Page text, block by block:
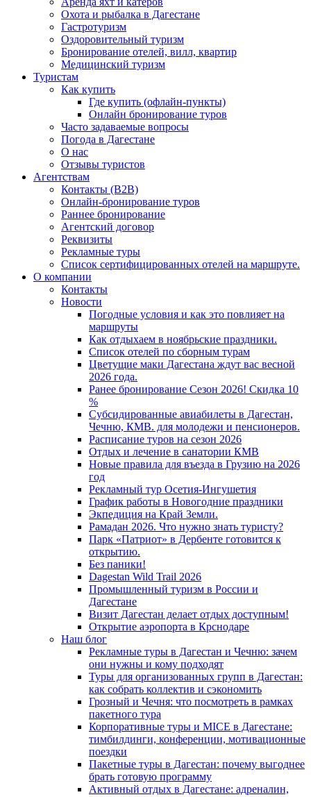
Охота и рыбалка в Дагестане
Гастротуризм
Оздоровительный туризм
Бронирование отелей, вилл, квартир
Медицинский туризм
Туристам
Как купить
Где купить (офлайн-пункты)
Онлайн бронирование туров
Часто задаваемые вопросы
Погода в Дагестане
О нас
Отзывы туристов
Агентствам
Контакты (B2B)
Онлайн-бронирование туров
Раннее бронирование
Агентский договор
Реквизиты
Рекламные туры
Список сертифицированных отелей на маршруте.
О компании
Контакты
Новости
Погодные условия и как это повлияет на
маршруты
Как отдыхаем в ноябрьские праздники.
Список отелей по сборным турам
Цветущие маки Дагестана ждут вас весной
2026 года.
Ранее бронирование Сезон 2026! Скидка 10
%
Субсидированные авиабилеты в Дагестан,
Чечню, КМВ. для молодежи и пенсионеров.
Расписание туров на сезон 2026
Отдых и лечение в санатории КМВ
Новые правила для въезда в Грузию на 2026
год
Рекламный тур Осетия-Ингушетия
График работы в Новогодние праздники
Экпедиция на Край Земли.
Рамадан 2026. Что нужно знать туристу?
Парк «Патриот» в Дербенте готовится к
открытию.
Без паники!
Dagestan Wild Trail 2026
Промышленный туризм в России и
Дагестане
Визит Дагестан делает отдых доступным!
Открытие аэропорта в Крснодаре
Наш блог
Рекламные туры в Дагестан и Чечню: зачем
они нужны и кому подходят
Туры для организованных групп в Дагестан:
как собрать коллектив и сэкономить
Грозный и Чечня: что посмотреть в рамках
пакетного тура
Корпоративные туры и MICE в Дагестане:
тимбилдинги, конференции, мотивационные
поездки
Пакетные туры в Дагестан: почему выгоднее
брать готовую программу
Активный отдых в Дагестане: адреналин,